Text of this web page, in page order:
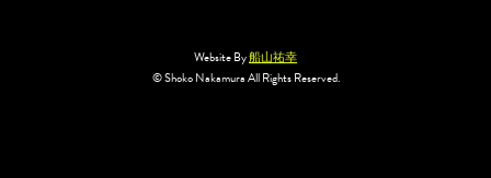
Website By船山祐幸
© Shoko Nakamura All Rights Reserved.